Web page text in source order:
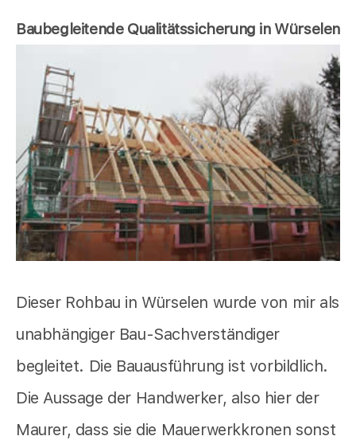
Baubegleitende Qualitätssicherung in Würselen
Dieser Rohbau in Würselen wurde von mir als
unabhängiger Bau-Sachverständiger
begleitet. Die Bauausführung ist vorbildlich.
Die Aussage der Handwerker, also hier der
Maurer, dass sie die Mauerwerkkronen sonst